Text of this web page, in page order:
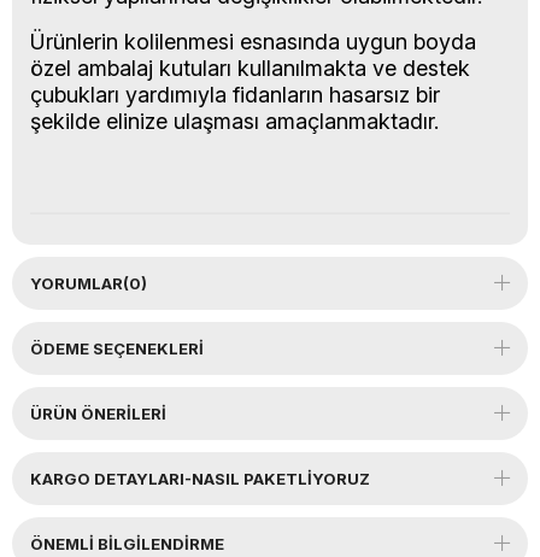
Ürünlerin kolilenmesi esnasında uygun boyda
özel ambalaj kutuları kullanılmakta ve destek
çubukları yardımıyla fidanların hasarsız bir
şekilde elinize ulaşması amaçlanmaktadır.
YORUMLAR(0)
ÖDEME SEÇENEKLERI
ÜRÜN ÖNERILERI
KARGO DETAYLARI-NASIL PAKETLİYORUZ
ÖNEMLI BILGILENDIRME